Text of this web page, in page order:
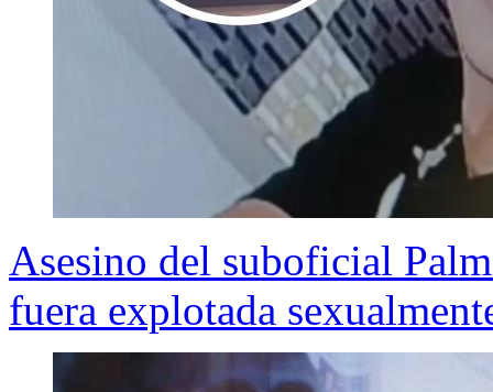
Asesino del suboficial
fuera explotada